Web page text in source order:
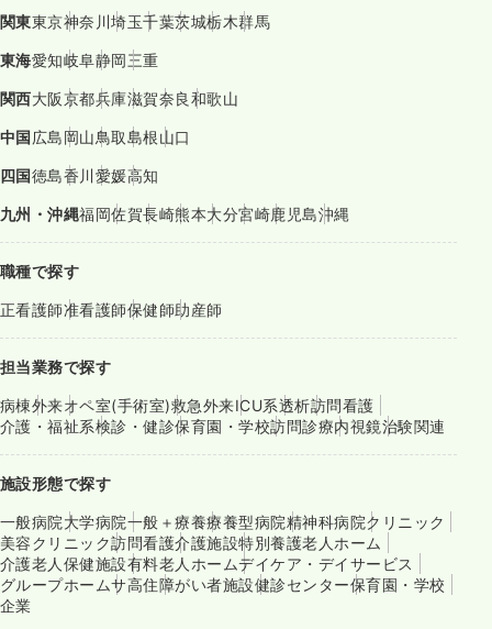
関東東京神奈川埼玉千葉茨城栃木群馬
東海愛知岐阜静岡三重
関西大阪京都兵庫滋賀奈良和歌山
中国広島岡山鳥取島根山口
四国徳島香川愛媛高知
九州・沖縄福岡佐賀長崎熊本大分宮崎鹿児島沖縄
職種で探す
正看護師准看護師保健師助産師
担当業務で探す
病棟外来オペ室(手術室)救急外来ICU系透析訪問看護
介護・福祉系検診・健診保育園・学校訪問診療内視鏡治験関連
施設形態で探す
一般病院大学病院一般＋療養療養型病院精神科病院クリニック
美容クリニック訪問看護介護施設特別養護老人ホーム
介護老人保健施設有料老人ホームデイケア・デイサービス
グループホームサ高住障がい者施設健診センター保育園・学校
企業